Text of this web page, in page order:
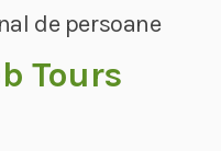
de persoane
Tours